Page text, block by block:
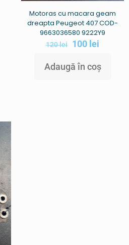
Motoras cu macara geam
dreapta Peugeot 407 COD-
9663036580 9222Y9
120lei 100 lei
Adaugă în coș